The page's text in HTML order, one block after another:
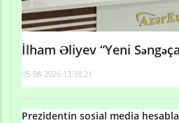
İlham Əliyev “Yeni
05-08-2026 13:38:21
Prezidentin sosial media